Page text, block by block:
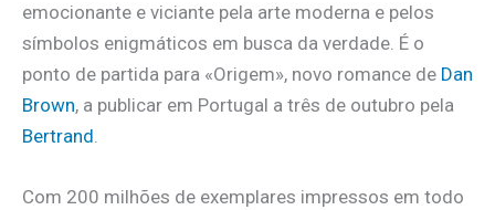
emocionante e viciante pela arte moderna e pelos
símbolos enigmáticos em busca da verdade. É o
ponto de partida para «Origem», novo romance de Dan
Brown, a publicar em Portugal a três de outubro pela
Bertrand.
Com 200 milhões de exemplares impressos em todo